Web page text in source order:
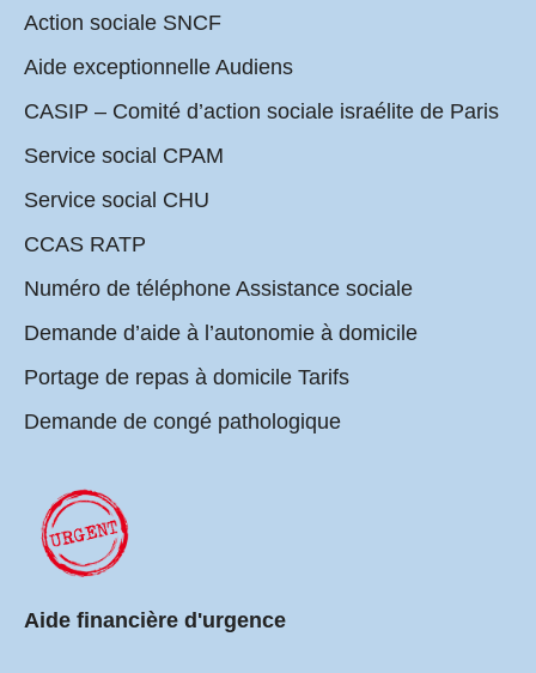
Action sociale SNCF
Aide exceptionnelle Audiens
CASIP – Comité d’action sociale israélite de Paris
Service social CPAM
Service social CHU
CCAS RATP
Numéro de téléphone Assistance sociale
Demande d’aide à l’autonomie à domicile
Portage de repas à domicile Tarifs
Demande de congé pathologique
Aide financière d'urgence